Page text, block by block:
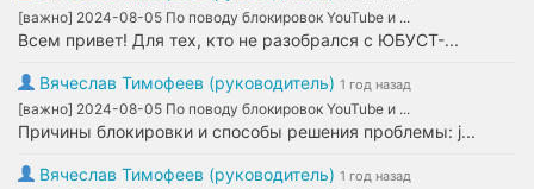
[важно] 2024-08-05 По поводу блокировок YouTube и ...
Всем привет! Для тех, кто не разобрался с ЮБУСТ-...
Вячеслав Тимофеев (руководитель) 1 год назад
[важно] 2024-08-05 По поводу блокировок YouTube и ...
Причины блокировки и способы решения проблемы: j...
Вячеслав Тимофеев (руководитель) 1 год назад